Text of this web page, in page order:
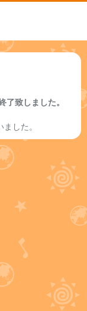
了致しました。
した。